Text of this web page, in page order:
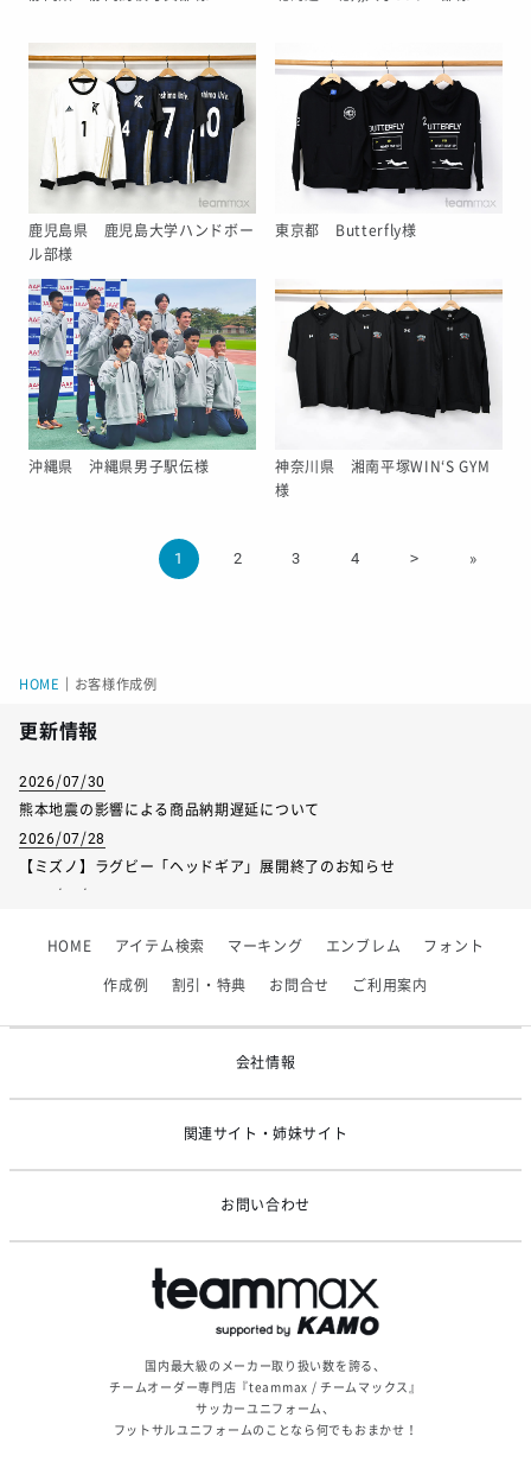
鹿児島県 鹿児島大学ハンドボー
ル部様
東京都 Butterfly様
沖縄県 沖縄県男子駅伝様
神奈川県 湘南平塚WIN‘S GYM
様
1 2 3 4 > »
HOME お客様作成例
更新情報
2026/07/30
熊本地震の影響による商品納期遅延について
2026/07/28
【ミズノ】ラグビー「ヘッドギア」展開終了のお知らせ
2026/07/01
2026/06/09
【アシックス】一部商品「生地の在庫限り」廃盤のお知らせ
HOME アイテム検索 マーキング エンブレム フォント
作成例 割引・特典 お問合せ ご利用案内
会社情報
関連サイト・姉妹サイト
お問い合わせ
国内最大級のメーカー取り扱い数を誇る、
チームオーダー専門店『teammax / チームマックス』
サッカーユニフォーム、
フットサルユニフォームのことなら何でもおまかせ！